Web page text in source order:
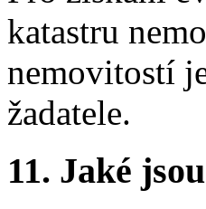
katastru
nemovitostí
žadatele.
11. Jaké